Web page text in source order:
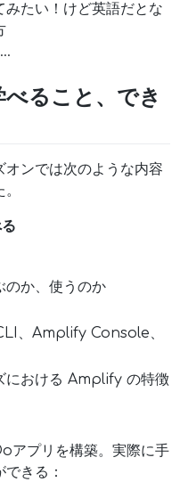
みたい！けど英語だとな
ること、でき
オンでは次のような内容
か、使うのか
、Amplify Console、
における Amplify の特徴
プリを構築。実際に⼿
きる：